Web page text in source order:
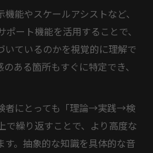
能やスケールアシストなど、
ート機能を活用することで、
いているのかを視覚的に理解で
ある箇所もすぐに特定でき、
者にとっても「理論→実践→検
で繰り返すことで、より高度な
。抽象的な知識を具体的な音